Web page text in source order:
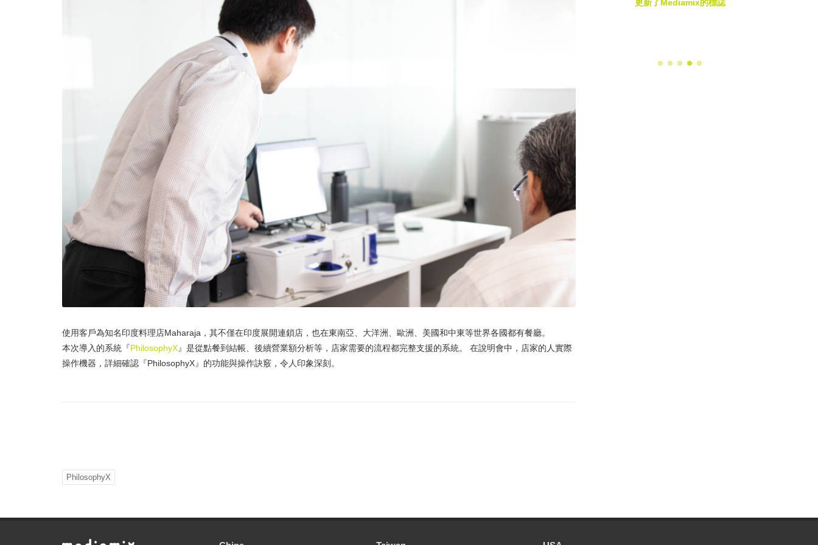
使用客戶為知名印度料理店Maharaja，其不僅在印度展開連鎖店，也在東南亞、大洋洲、歐洲、美國和中東等世界各國都有餐廳。
本次導入的系統『PhilosophyX』是從點餐到結帳、後續營業額分析等，店家需要的流程都完整支援的系統。 在說明會中，店家的人實際
操作機器，詳細確認『PhilosophyX』的功能與操作訣竅，令人印象深刻。
PhilosophyX
公司創立33週年了！
更新了Mediamix的標誌